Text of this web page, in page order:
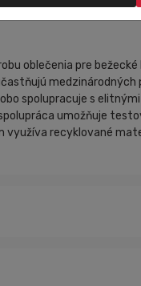
oblečenia pre
spolupracuje s
umožňuje
recyklované